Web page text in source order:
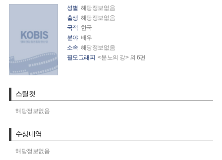
성별 해당정보없음
출생 해당정보없음
국적 한국
분야 배우
소속 해당정보없음
필모그래피 <분노의 강> 외 6편
스틸컷
해당정보없음
수상내역
해당정보없음